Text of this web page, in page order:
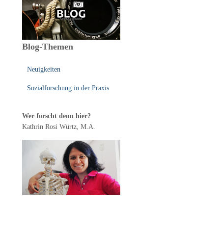
Blog-Themen
Neuigkeiten
Sozialforschung in der Praxis
Wer forscht denn hier?
Kathrin Rosi Würtz, M.A.